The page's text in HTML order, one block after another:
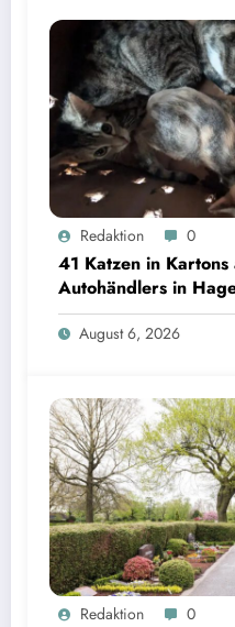
Redaktion 0
41 Katzen in
Autohändlers in
August 6, 2026
Redaktion 0